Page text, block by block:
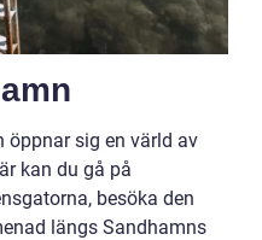
öppnar sig en värld av
kan du gå på
besöka den
längs Sandhamns